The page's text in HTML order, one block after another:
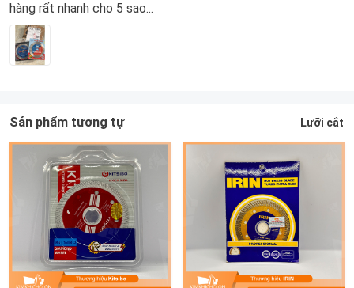
hàng rất nhanh cho 5 sao...
Sản phẩm tương tự Lưỡi cắt